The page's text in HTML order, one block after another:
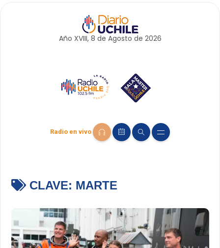
Año XVIII, 8 de Agosto de 2026
Radio en vivo
CLAVE: MARTE